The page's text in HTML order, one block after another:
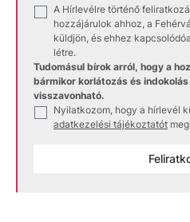
A Hírlevélre történő
hozzájárulok ahhoz, a
küldjön, és ehhez
létre.
Tudomásul bírok arról, hogy a
bármikor korlátozás és
visszavonható.
Nyilatkozom, hogy a hírlevél
adatkezelési tájékoztatót